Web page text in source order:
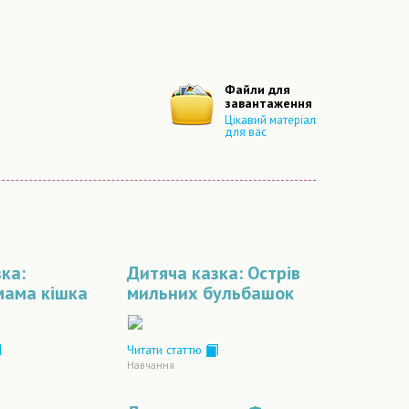
Файли для
завантаження
Цікавий матеріал
для вас
кішка
Дитяча казка: Острів
мильних бульбашок
Читати статтю
Навчання